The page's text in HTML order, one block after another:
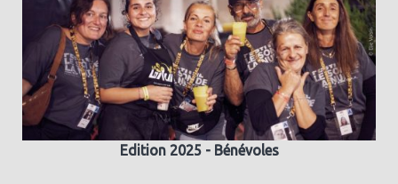
Edition 2025 - Bénévoles